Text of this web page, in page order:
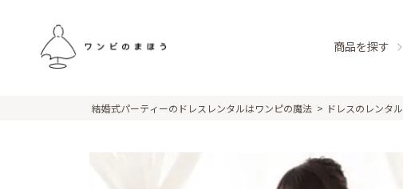
商品を探す
結婚式パーティーのドレスレンタルはワンピの魔法 ドレスのレンタル